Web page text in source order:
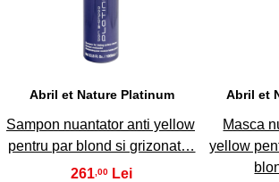
35
Abril et Nature Platinum
Sampon nuantator anti yellow
pentru par blond si grizonat…
261 ,00
Abril et
Masca
yellow